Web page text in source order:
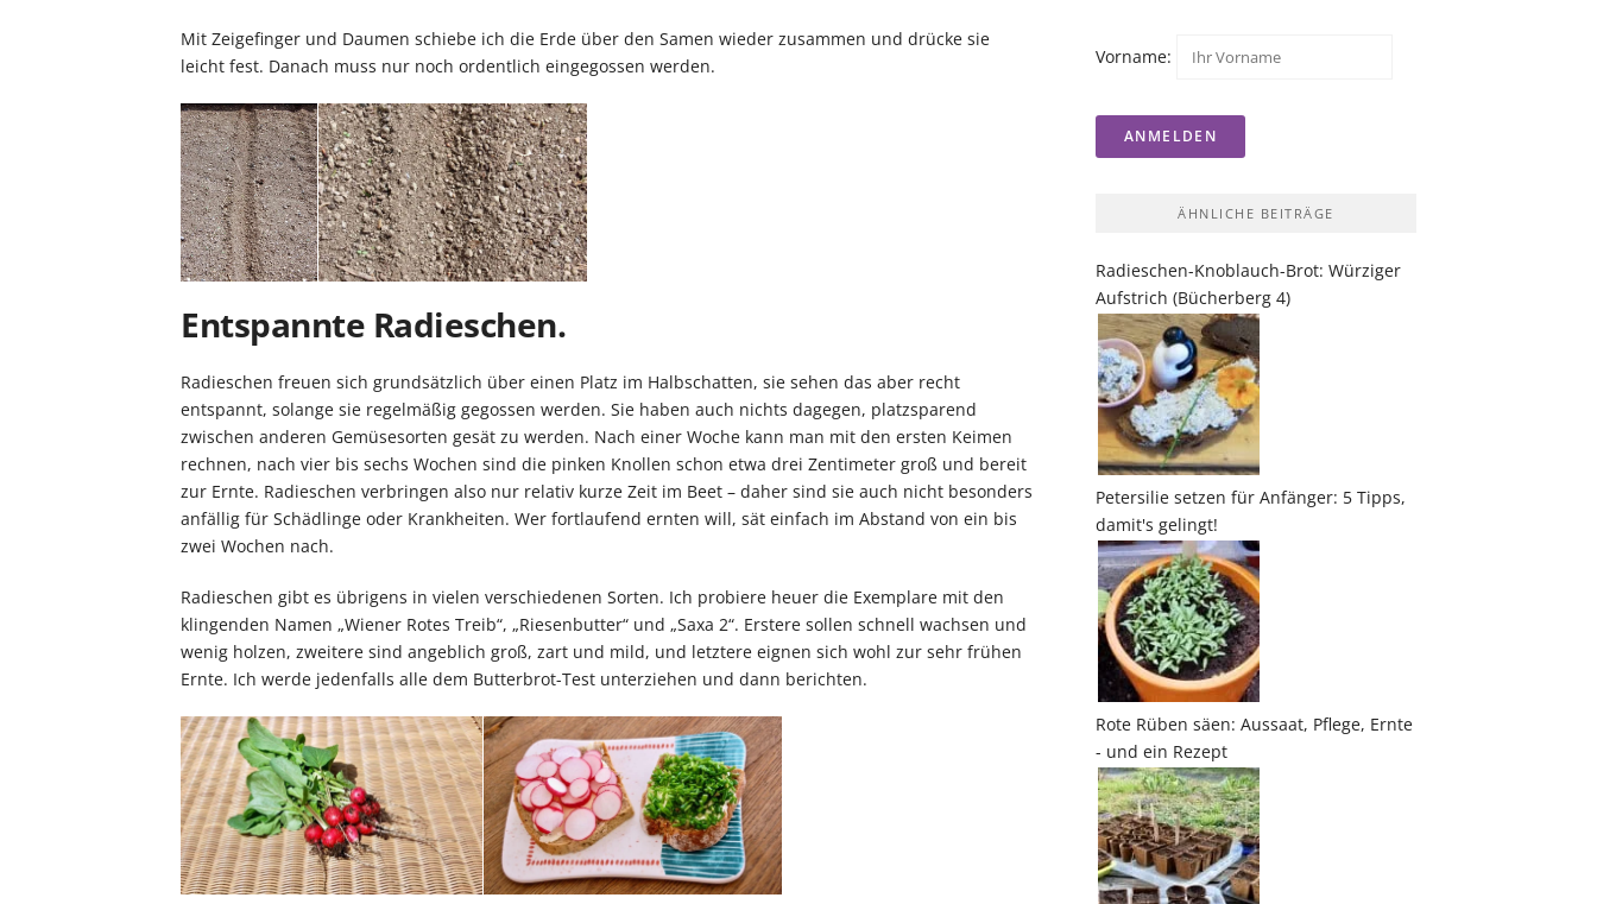
Mit Zeigefinger und Daumen schiebe ich die Erde über den Samen wieder zusammen und drücke sie
leicht fest. Danach muss nur noch ordentlich eingegossen werden.
Entspannte Radieschen.
Radieschen freuen sich grundsätzlich über einen Platz im Halbschatten, sie sehen das aber recht
entspannt, solange sie regelmäßig gegossen werden. Sie haben auch nichts dagegen, platzsparend
zwischen anderen Gemüsesorten gesät zu werden. Nach einer Woche kann man mit den ersten Keimen
rechnen, nach vier bis sechs Wochen sind die pinken Knollen schon etwa drei Zentimeter groß und bereit
zur Ernte. Radieschen verbringen also nur relativ kurze Zeit im Beet – daher sind sie auch nicht besonders
anfällig für Schädlinge oder Krankheiten. Wer fortlaufend ernten will, sät einfach im Abstand von ein bis
zwei Wochen nach.
Radieschen gibt es übrigens in vielen verschiedenen Sorten. Ich probiere heuer die Exemplare mit den
klingenden Namen „Wiener Rotes Treib“, „Riesenbutter“ und „Saxa 2“. Erstere sollen schnell wachsen und
wenig holzen, zweitere sind angeblich groß, zart und mild, und letztere eignen sich wohl zur sehr frühen
Ernte. Ich werde jedenfalls alle dem Butterbrot-Test unterziehen und dann berichten.
Vorname:
ÄHNLICHE BEITRÄGE
Radieschen-Knoblauch-Brot: Würziger
Aufstrich (Bücherberg 4)
Petersilie setzen für Anfänger: 5 Tipps,
damit's gelingt!
Rote Rüben säen: Aussaat, Pflege, Ernte
- und ein Rezept